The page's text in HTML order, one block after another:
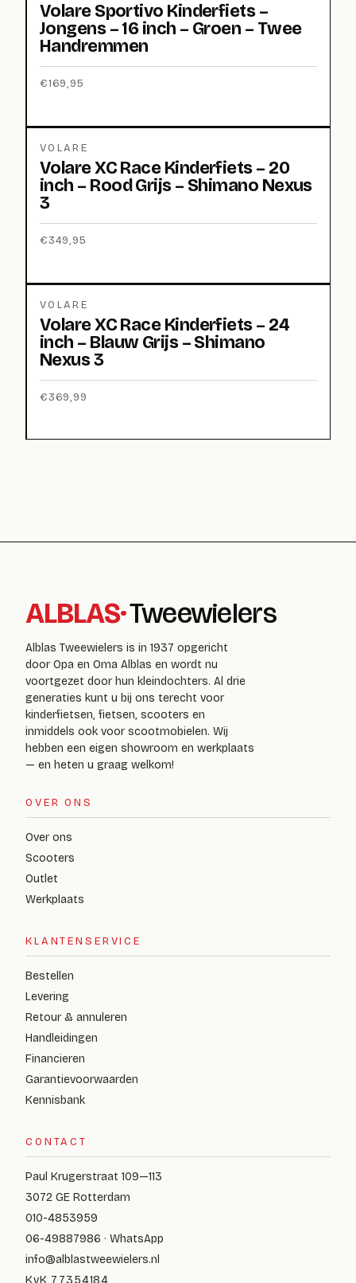
Volare Sportivo Kinderfiets –
Jongens – 16 inch – Groen – Twee
Handremmen
€169,95
VOLARE
Volare XC Race Kinderfiets – 20
inch – Rood Grijs – Shimano Nexus
3
€349,95
VOLARE
Volare XC Race Kinderfiets – 24
inch – Blauw Grijs – Shimano
Nexus 3
€369,99
ALBLAS·Tweewielers
Alblas Tweewielers is in 1937 opgericht
door Opa en Oma Alblas en wordt nu
voortgezet door hun kleindochters. Al drie
generaties kunt u bij ons terecht voor
kinderfietsen, fietsen, scooters en
inmiddels ook voor scootmobielen. Wij
hebben een eigen showroom en werkplaats
— en heten u graag welkom!
OVER ONS
Over ons
Scooters
Outlet
Werkplaats
KLANTENSERVICE
Bestellen
Levering
Retour & annuleren
Handleidingen
Financieren
Garantievoorwaarden
Kennisbank
CONTACT
Paul Krugerstraat 109—113
3072 GE Rotterdam
010-4853959
06-49887986 · WhatsApp
info@alblastweewielers.nl